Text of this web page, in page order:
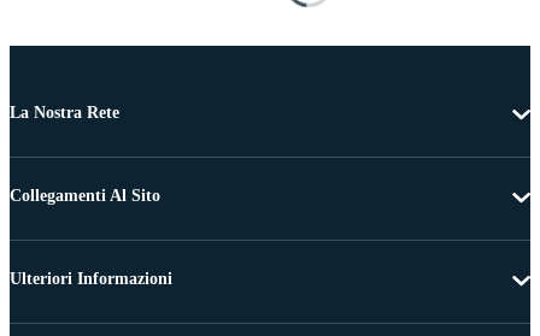
La Nostra Rete
Collegamenti Al Sito
Ulteriori Informazioni